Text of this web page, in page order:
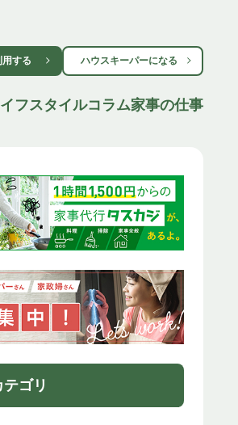
する ハウスキーパーになる
フスタイルコラム家事の仕事
ゴリ